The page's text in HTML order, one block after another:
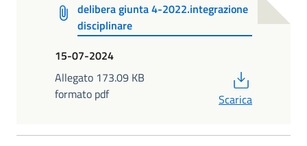
delibera giunta 4-2022.integrazione
disciplinare
15-07-2024
Allegato 173.09 KB
formato pdf
Scarica